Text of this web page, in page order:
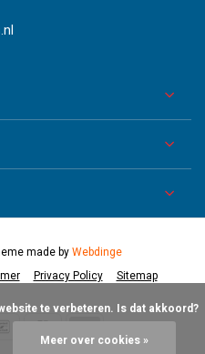
Privacy Policy Sitemap
made byWebdinge
Meer over cookies »